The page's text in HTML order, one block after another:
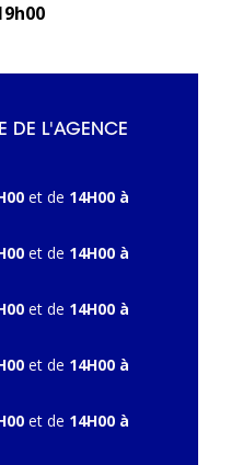
DE L'AGENCE
et de 14H00 à
et de 14H00 à
et de 14H00 à
et de 14H00 à
et de 14H00 à